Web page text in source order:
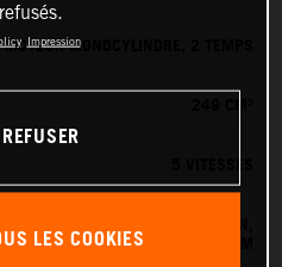
MOTEUR MONOCYLINDRE, 2 TEMPS
DE CARBURANT KEIHIN,
BOÎTIER PAPILLON 39 MM
Impression
LES COOKIES